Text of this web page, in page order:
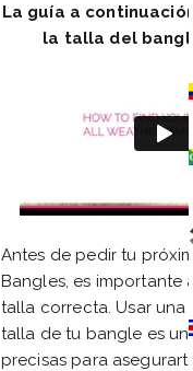
La guía a
la talla del
Antes de pedir tu
Bangles, es importante
talla correcta. Usar
talla de tu bangle es
precisas para